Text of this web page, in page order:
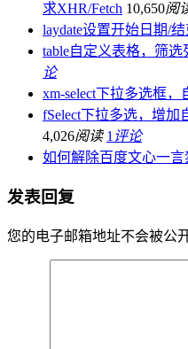
求XHR/Fetch 10,650阅
laydate设置开始日期/
table自定义表格，筛
论
xm-select下拉多选框
fSelect下拉多选，增加
4,026阅读 1 评论
如何解除百度文心一言
发表回复
您的电子邮箱地址不会被公开